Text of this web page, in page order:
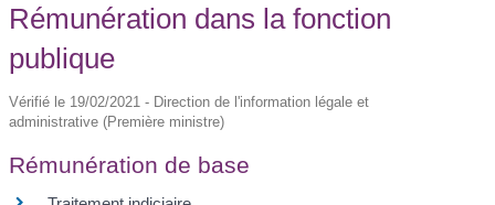
Rémunération dans la fonction
publique
Vérifié le 19/02/2021 - Direction de l'information légale et
administrative (Première ministre)
Rémunération de base